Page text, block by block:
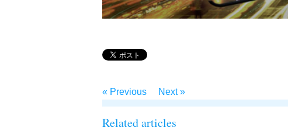
« Previous Next »
Related articles